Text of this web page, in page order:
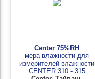
Center 75%RH
мера влажности для
измерителей влажности
CENTER 310 - 315